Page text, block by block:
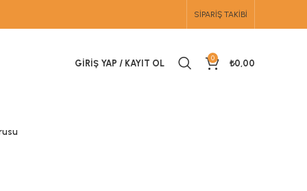
SIPARIŞ TAKIBI
GIRIŞ YAP / KAYIT OL 0 ₺0,00